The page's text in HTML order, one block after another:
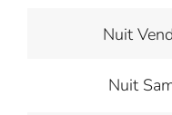
Nuit
Nuit